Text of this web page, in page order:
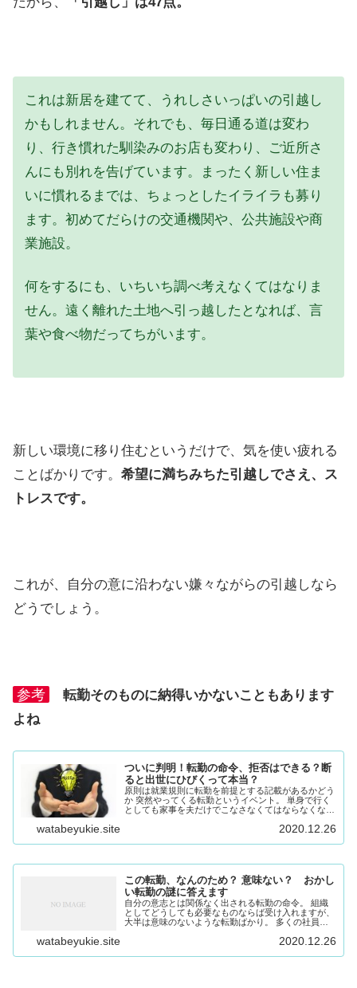
これは新居を建てて、うれしさいっぱいの引越し
かもしれません。それでも、毎日通る道は変わ
り、行き慣れた馴染みのお店も変わり、ご近所さ
んにも別れを告げています。まったく新しい住ま
いに慣れるまでは、ちょっとしたイライラも募り
ます。初めてだらけの交通機関や、公共施設や商
業施設。
何をするにも、いちいち調べ考えなくてはなりま
せん。遠く離れた土地へ引っ越したとなれば、言
葉や食べ物だってちがいます。
新しい環境に移り住むというだけで、気を使い疲れる
ことばかりです。 希望に満ちみちた引越しでさえ、ス
トレスです。
これが、自分の意に沿わない嫌々ながらの引越しなら
どうでしょう。
参考
転勤そのものに納得いかないこともあります
よね
ついに判明！転勤の命令、拒否はできる？断
ると出世にひびくって本当？
原則は就業規則に転勤を前提とする記載があるかどう
か 突然やってくる転勤というイベント。 単身で行く
としても家事を夫だけでこなさなくてはならなくなり
の学校、妻の仕事、親の介護、自宅…様々な要素が...
watabeyukie.site 2020.12.26
この転勤、なんのため？ 意味ない？ おかし
い転勤の謎に答えます
自分の意志とは関係なく出される転勤の命令。 組織
としてどうしても必要なものならば受け入れますが、
大半は意味のないような転勤ばかり。 多くの社員の
意味があるのでしょうか。 企業側が何を思って転勤...
watabeyukie.site 2020.12.26